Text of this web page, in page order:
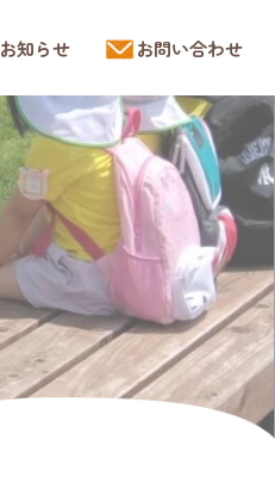
お知らせ お問い合わせ